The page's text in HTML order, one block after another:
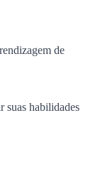
de
suas habilidades